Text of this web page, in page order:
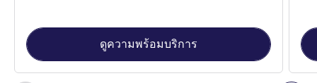
ดูความพร้อมบริการ